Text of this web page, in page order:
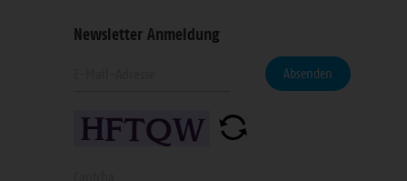
Newsletter Anmeldung
Absenden
Geben
Sie